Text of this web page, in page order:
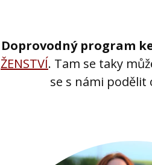
Doprovodný program
ŽENSTVÍ. Tam se taky
se s námi podělit